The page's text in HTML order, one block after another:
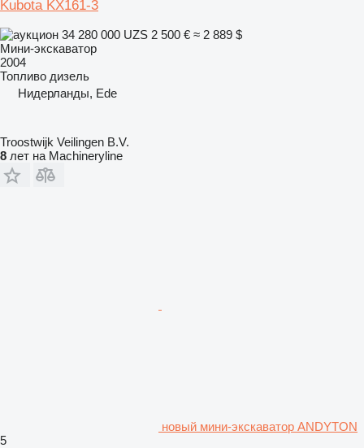
Kubota KX161-3
34 280 000 UZS 2 500 € ≈ 2 889 $
Мини-экскаватор
2004
Топливо дизель
Нидерланды, Ede
Troostwijk Veilingen B.V.
8 лет на Machineryline
новый мини-экскаватор ANDYTON
5